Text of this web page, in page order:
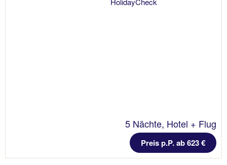
5 Nächte, Hotel + Flug
Preis p.P. ab 623 €